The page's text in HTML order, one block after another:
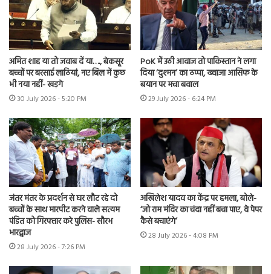
अमित शाह या तो जवाब दें या…., बेकसूर
बच्चों पर बरसाई लाठियां, नए बिल में कुछ
भी नया नहीं- खड़गे
30 July 2026 - 5:20 PM
PoK में उठी आवाज तो पाकिस्तान ने लगा
दिया ‘दुश्मन’ का ठप्पा, ख्वाजा आसिफ के
बयान पर मचा बवाल
29 July 2026 - 6:24 PM
जंतर मंतर के प्रदर्शन से घर लौट रहे दो
बच्चों के साथ मारपीट करने वाले सत्यम
पंडित को गिरफ्तार करे पुलिस- सौरभ
भारद्वाज
28 July 2026 - 7:26 PM
अखिलेश यादव का केंद्र पर हमला, बोले-
‘जो राम मंदिर का चंदा नहीं बचा पाए, वे पेपर
कैसे बचाएंगे’
28 July 2026 - 4:08 PM